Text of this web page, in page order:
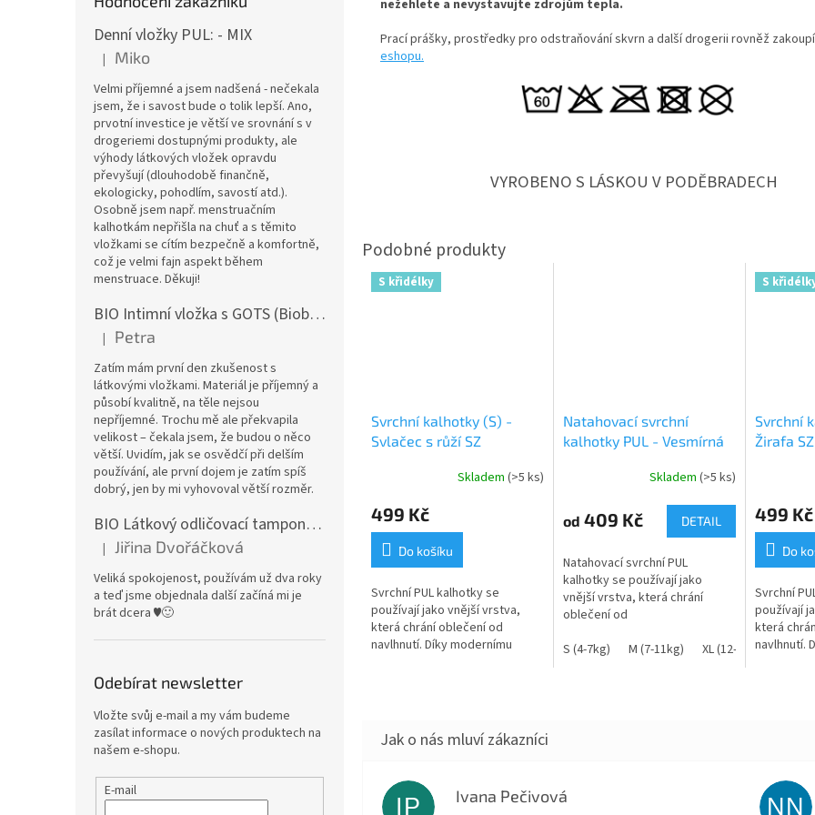
Denní vložky PUL: - MIX
Hodnocení produktu je 5 z 5 hvězdiček.
| Miko
Velmi příjemné a jsem nadšená - nečekala
jsem, že i savost bude o tolik lepší. Ano,
prvotní investice je větší ve srovnání s v
drogeriemi dostupnými produkty, ale
výhody látkových vložek opravdu
převyšují (dlouhodobě finančně,
ekologicky, pohodlím, savostí atd.).
Osobně jsem např. menstruačním
kalhotkám nepřišla na chuť a s těmito
vložkami se cítím bezpečně a komfortně,
což je velmi fajn aspekt během
menstruace. Děkuji!
BIO Intimní vložka s GOTS (Biobavlněný úplet) - Malované pivoňky v hořčicové
Hodnocení produktu je 5 z 5 hvězdiček.
| Petra
Zatím mám první den zkušenost s
látkovými vložkami. Materiál je příjemný a
působí kvalitně, na těle nejsou
nepříjemné. Trochu mě ale překvapila
velikost – čekala jsem, že budou o něco
větší. Uvidím, jak se osvědčí při delším
používání, ale první dojem je zatím spíš
dobrý, jen by mi vyhovoval větší rozměr.
BIO Látkový odličovací tamponek: Barevné bambusovo-biobavlněné froté
Hodnocení produktu je 5 z 5 hvězdiček.
| Jiřina Dvořáčková
Veliká spokojenost, používám už dva roky
a teď jsme objednala další začíná mi je
brát dcera ♥️🙂
Odebírat newsletter
Vložte svůj e-mail a my vám budeme
zasílat informace o nových produktech na
našem e-shopu.
E-mail
nežehlete a nevystavujte zdrojům tepla.
Prací prášky, prostředky pro odstraňování skvrn a další drogerii rovněž
eshopu.
VYROBENO S LÁSKOU V PODĚBRADECH
S křidélky
Svrchní kalhotky (S) -
Svlačec s růží SZ
Skladem (>5 ks)
499 Kč
Do košíku
Svrchní PUL kalhotky se
používají jako vnější vrstva,
která chrání oblečení od
navlhnutí. Díky modernímu
Natahovací svrchní
kalhotky PUL - Vesmírná
Skladem (>5 ks)
od 409 Kč DETAIL
Natahovací svrchní PUL
kalhotky se používají jako
vnější vrstva, která chrání
oblečení od
materiálu tzv. PULu
S (4-7kg) M (7-11kg) XL (12-18kg)
S
Svrchní
Žirafa SZ
499 Kč
Do
Svrchní
používají
která
navlhnutí.
IP Ivana Pečivová NN